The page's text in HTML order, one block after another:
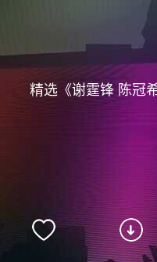
精选《谢霆锋 陈冠